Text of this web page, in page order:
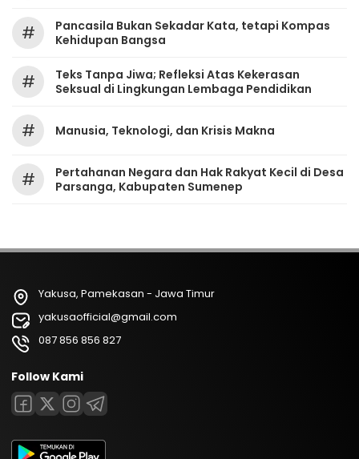
#
Pancasila Bukan Sekadar Kata, tetapi Kompas
Kehidupan Bangsa
#
Teks Tanpa Jiwa; Refleksi Atas Kekerasan
Seksual di Lingkungan Lembaga Pendidikan
# Manusia, Teknologi, dan Krisis Makna
#
Pertahanan Negara dan Hak Rakyat Kecil di Desa
Parsanga, Kabupaten Sumenep
Yakusa, Pamekasan - Jawa Timur
yakusaofficial@gmail.com
087 856 856 827
Follow Kami